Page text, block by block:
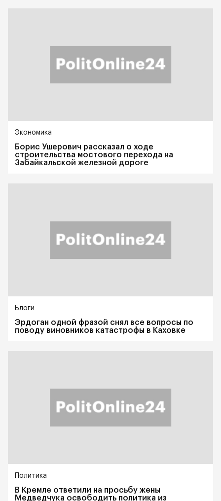
Экономика
Борис Ушерович рассказал о ходе
строительства мостового перехода на
Забайкальской железной дороге
Блоги
Эрдоган одной фразой снял все вопросы по
поводу виновников катастрофы в Каховке
Политика
В Кремле ответили на просьбу жены
Медведчука освободить политика из